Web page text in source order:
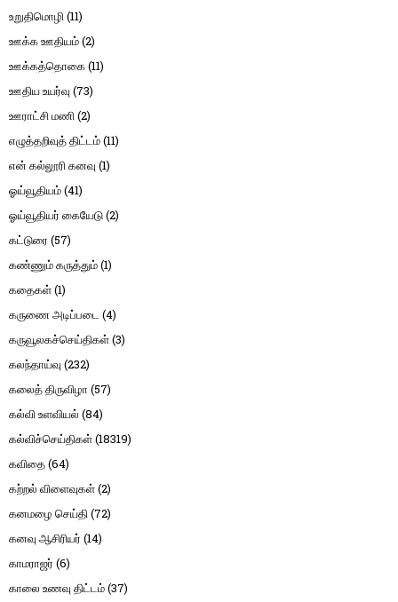
உறுதிமொழி(11)
ஊக்க ஊதியம்(2)
ஊக்கத்தொகை(11)
ஊதிய உயர்வு (73)
ஊராட்சி மணி(2)
எழுத்தறிவுத் திட்டம்(11)
என் கல்லூரி கனவு (1)
ஓய்வூதியம்(41)
ஓய்வூதியர் கையேடு(2)
கட்டுரை (57)
கண்ணும் கருத்தும்(1)
கதைகள்(1)
கருணை அடிப்படை (4)
கருவூலகச்செய்திகள்(3)
கலந்தாய்வு (232)
கலைத் திருவிழா (57)
கல்வி உளவியல் (84)
கல்விச்செய்திகள்(18319)
கவிதை(64)
கற்றல் விளைவுகள்(2)
கனமழை செய்தி(72)
கனவு ஆசிரியர் (14)
காமராஜர் (6)
காலை உணவு திட்டம்(37)